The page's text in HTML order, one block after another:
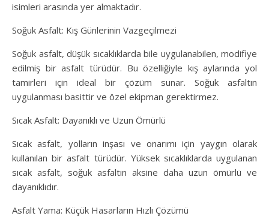
isimleri arasında yer almaktadır.
Soğuk Asfalt: Kış Günlerinin Vazgeçilmezi
Soğuk asfalt, düşük sıcaklıklarda bile uygulanabilen, modifiye
edilmiş bir asfalt türüdür. Bu özelliğiyle kış aylarında yol
tamirleri için ideal bir çözüm sunar. Soğuk asfaltın
uygulanması basittir ve özel ekipman gerektirmez.
Sıcak Asfalt: Dayanıklı ve Uzun Ömürlü
Sıcak asfalt, yolların inşası ve onarımı için yaygın olarak
kullanılan bir asfalt türüdür. Yüksek sıcaklıklarda uygulanan
sıcak asfalt, soğuk asfaltın aksine daha uzun ömürlü ve
dayanıklıdır.
Asfalt Yama: Küçük Hasarların Hızlı Çözümü